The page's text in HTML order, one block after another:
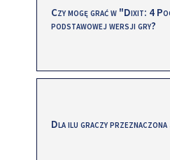
Czy mogę grać w "Dixit: 4
podstawowej wersji gry?
Dla ilu graczy